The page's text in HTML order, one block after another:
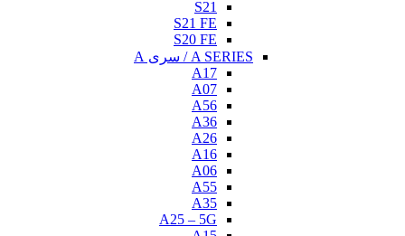
S21 FE
S20 FE
A SERIES / سری A
A25 – 5G